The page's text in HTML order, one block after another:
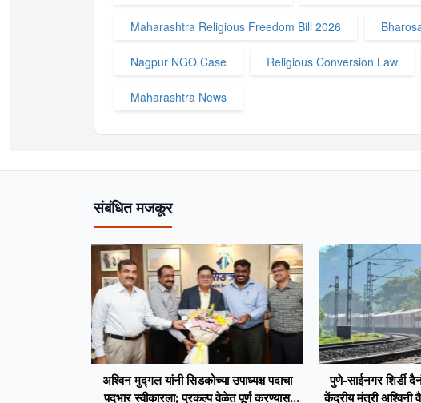
Maharashtra Religious Freedom Bill 2026
Nagpur NGO Case Religious Conversion Law
Maharashtra News
संबंधित मजकूर
अश्विन मुद्गल यांनी सिडकोच्या उपाध्यक्ष पदाचा
पदभार स्वीकारला; प्रकल्प वेळेत पूर्ण करण्यास
पुणे-साईनगर शिर्डी
केंद्रीय मंत्री अश्विनी